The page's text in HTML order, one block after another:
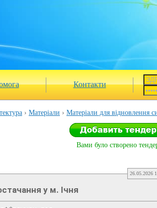
Контакти
Матеріали Матеріали для відновлення
Вами було створено
26.05.2026
у м. Ічня